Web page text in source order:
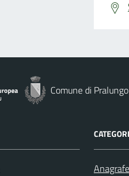
Comune di Pralungo